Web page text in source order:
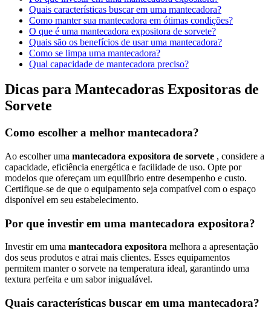
Quais características buscar em uma mantecadora?
Como manter sua mantecadora em ótimas condições?
O que é uma mantecadora expositora de sorvete?
Quais são os benefícios de usar uma mantecadora?
Como se limpa uma mantecadora?
Qual capacidade de mantecadora preciso?
Dicas para Mantecadoras Expositoras de
Sorvete
Como escolher a melhor mantecadora?
Ao escolher uma mantecadora expositora de sorvete , considere a
capacidade, eficiência energética e facilidade de uso. Opte por
modelos que ofereçam um equilíbrio entre desempenho e custo.
Certifique-se de que o equipamento seja compatível com o espaço
disponível em seu estabelecimento.
Por que investir em uma mantecadora expositora?
Investir em uma mantecadora expositora melhora a apresentação
dos seus produtos e atrai mais clientes. Esses equipamentos
permitem manter o sorvete na temperatura ideal, garantindo uma
textura perfeita e um sabor inigualável.
Quais características buscar em uma mantecadora?